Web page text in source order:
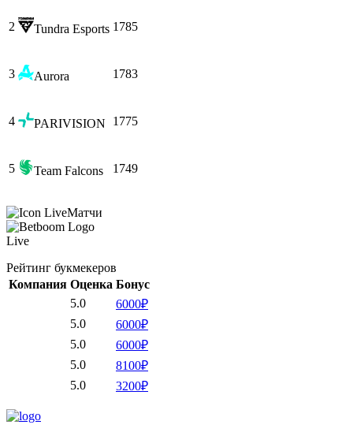
2 Tundra Esports 1785
3 Aurora 1783
4 PARIVISION 1775
5 Team Falcons 1749
Матчи
Live
Рейтинг букмекеров
Компания Оценка Бонус
5.0
6000₽
5.0
6000₽
5.0
6000₽
5.0
8100₽
5.0
3200₽